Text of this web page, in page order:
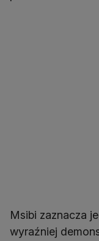
Msibi zaznacza
wyraźniej